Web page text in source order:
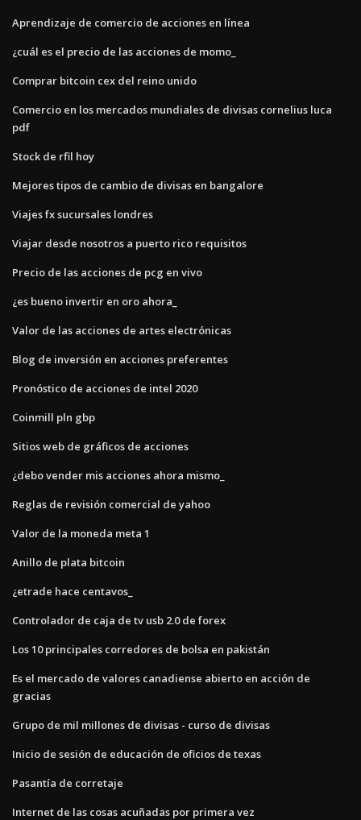
Aprendizaje de comercio de acciones en línea
¿cuál es el precio de las acciones de momo_
Comprar bitcoin cex del reino unido
Comercio en los mercados mundiales de divisas cornelius luca
pdf
Stock de rfil hoy
Mejores tipos de cambio de divisas en bangalore
Viajes fx sucursales londres
Viajar desde nosotros a puerto rico requisitos
Precio de las acciones de pcg en vivo
¿es bueno invertir en oro ahora_
Valor de las acciones de artes electrónicas
Blog de inversión en acciones preferentes
Pronóstico de acciones de intel 2020
Coinmill pln gbp
Sitios web de gráficos de acciones
¿debo vender mis acciones ahora mismo_
Reglas de revisión comercial de yahoo
Valor de la moneda meta 1
Anillo de plata bitcoin
¿etrade hace centavos_
Controlador de caja de tv usb 2.0 de forex
Los 10 principales corredores de bolsa en pakistán
Es el mercado de valores canadiense abierto en acción de
gracias
Grupo de mil millones de divisas - curso de divisas
Inicio de sesión de educación de oficios de texas
Pasantía de corretaje
Internet de las cosas acuñadas por primera vez